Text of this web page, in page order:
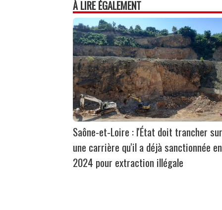
À LIRE ÉGALEMENT
Saône-et-Loire : l'État doit trancher sur
une carrière qu'il a déjà sanctionnée en
2024 pour extraction illégale